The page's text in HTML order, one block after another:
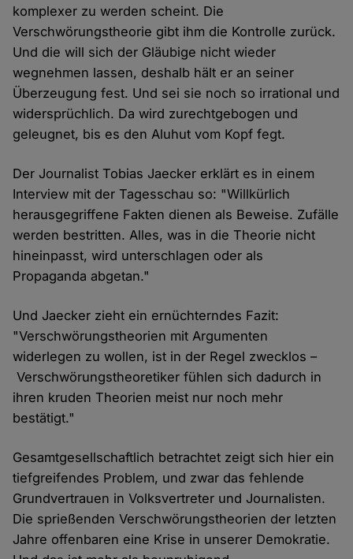
komplexer zu werden scheint. Die
Verschwörungstheorie gibt ihm die Kontrolle zurück.
Und die will sich der Gläubige nicht wieder
wegnehmen lassen, deshalb hält er an seiner
Überzeugung fest. Und sei sie noch so irrational und
widersprüchlich. Da wird zurechtgebogen und
geleugnet, bis es den Aluhut vom Kopf fegt.
Der Journalist Tobias Jaecker erklärt es in einem
Interview mit der Tagesschau so: "Willkürlich
herausgegriffene Fakten dienen als Beweise. Zufälle
werden bestritten. Alles, was in die Theorie nicht
hineinpasst, wird unterschlagen oder als
Propaganda abgetan."
Und Jaecker zieht ein ernüchterndes Fazit:
"Verschwörungstheorien mit Argumenten
widerlegen zu wollen, ist in der Regel zwecklos –
Verschwörungstheoretiker fühlen sich dadurch in
ihren kruden Theorien meist nur noch mehr
bestätigt."
Gesamtgesellschaftlich betrachtet zeigt sich hier ein
tiefgreifendes Problem, und zwar das fehlende
Grundvertrauen in Volksvertreter und Journalisten.
Die sprießenden Verschwörungstheorien der letzten
Jahre offenbaren eine Krise in unserer Demokratie.